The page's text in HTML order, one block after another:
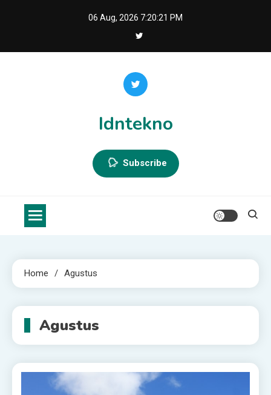
06 Aug, 2026 7:20:21 PM
Idntekno
Subscribe
Home Agustus
Agustus